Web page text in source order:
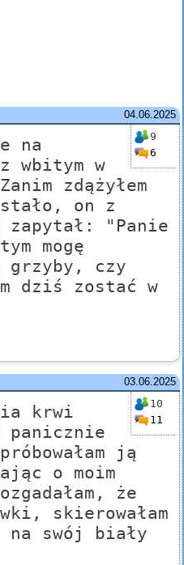
04.06.2025
9
6
na
wbitym w
zdążyłem
on z
zapytał: "Panie
mogę
grzyby, czy
dziś zostać w
03.06.2025
10
11
krwi
ją
o moim
że
skierowałam
swój biały